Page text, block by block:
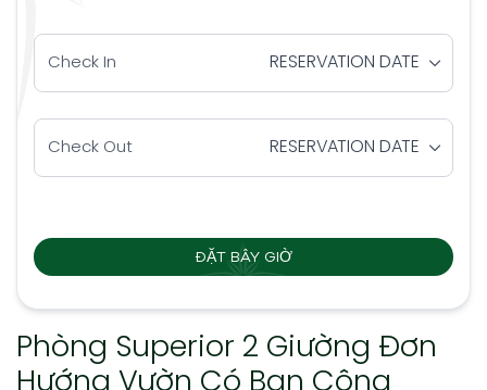
Check In RESERVATION DATE
Check Out RESERVATION DATE
ĐẶT BÂY GIỜ
Phòng Superior 2 Giường Đơn
Hướng Vườn Có Ban Công